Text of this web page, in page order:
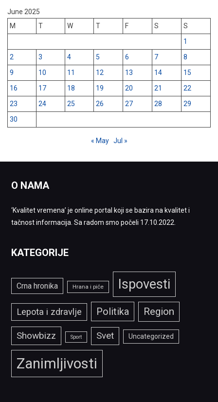
June 2025
M
T W T F S
S
1
2
3 4 5 6 7
8
9
10 11 12 13 14
15
16
17 18 19 20 21
22
23
24 25 26 27 28
29
30
« May Jul »
O NAMA
‘Kvalitet vremena’ je online portal koji se bazira na kvalitet i
tačnost informacija. Sa radom smo počeli 17.10.2022.
KATEGORIJE
Crna hronika Hrana i piće Ispovesti
Lepota i zdravlje Politika Region
Showbizz Sport Svet Uncategorized
Zanimljivosti